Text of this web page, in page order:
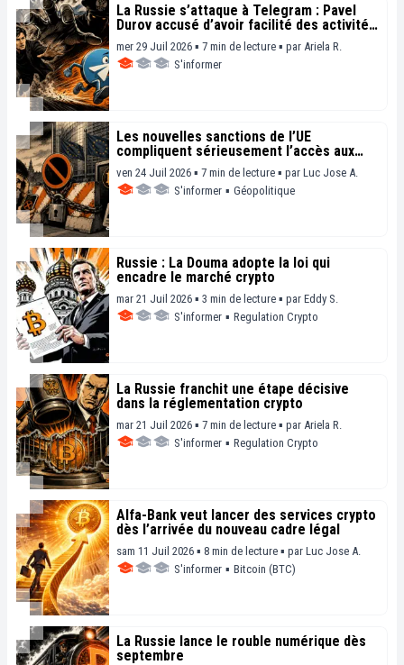
La Russie s’attaque à Telegram : Pavel
Durov accusé d’avoir facilité des activités
terroristes
mer 29 Juil 2026 ▪ 7 min de lecture ▪ par Ariela R.
S'informer
Les nouvelles sanctions de l’UE
compliquent sérieusement l’accès aux
cryptos pour les Russes
ven 24 Juil 2026 ▪ 7 min de lecture ▪ par Luc Jose A.
S'informer ▪ Géopolitique
Russie : La Douma adopte la loi qui
encadre le marché crypto
mar 21 Juil 2026 ▪ 3 min de lecture ▪ par Eddy S.
S'informer ▪ Regulation Crypto
La Russie franchit une étape décisive
dans la réglementation crypto
mar 21 Juil 2026 ▪ 7 min de lecture ▪ par Ariela R.
S'informer ▪ Regulation Crypto
Alfa-Bank veut lancer des services crypto
dès l’arrivée du nouveau cadre légal
sam 11 Juil 2026 ▪ 8 min de lecture ▪ par Luc Jose A.
S'informer ▪ Bitcoin (BTC)
La Russie lance le rouble numérique dès
septembre